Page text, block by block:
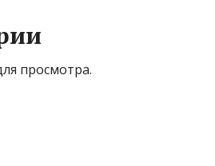
просмотра.